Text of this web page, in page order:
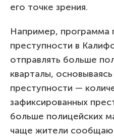
его точке зрения.
Например, программа
преступности в
отправлять больше
кварталы,
преступности —
зафиксированных
больше полицейских
чаще жители